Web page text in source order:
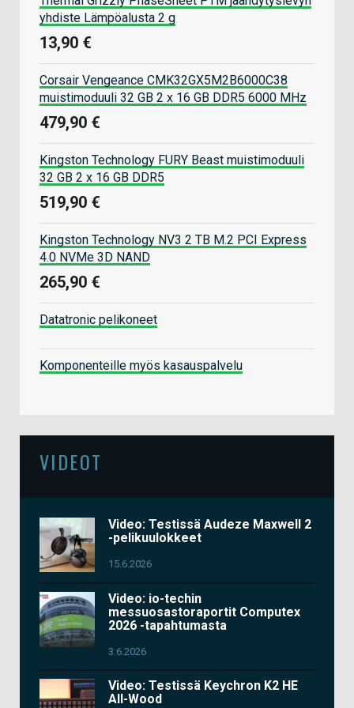
yhdiste Lämpöalusta 2 g
13,90 €
Corsair Vengeance CMK32GX5M2B6000C38
muistimoduuli 32 GB 2 x 16 GB DDR5 6000 MHz
479,90 €
Kingston Technology FURY Beast muistimoduuli
32 GB 2 x 16 GB DDR5
519,90 €
Kingston Technology NV3 2 TB M.2 PCI Express
4.0 NVMe 3D NAND
265,90 €
Datatronic pelikoneet
Komponenteille myös kasauspalvelu
VIDEOT
Video: Testissä Audeze Maxwell 2
-pelikuulokkeet
15.6.2026
Video: io-techin
messuosastoraportit Computex
2026 -tapahtumasta
3.6.2026
Video: Testissä Keychron K2 HE
All-Wood